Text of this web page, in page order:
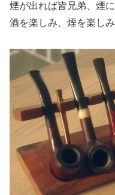
煙が出れば皆兄弟、煙
酒を楽しみ、煙を楽しみ